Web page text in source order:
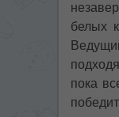
белых
пока